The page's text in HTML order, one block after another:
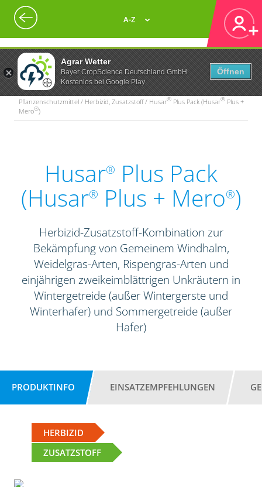
Agrar Wetter
Bayer CropScience Deutschland GmbH
Kostenlos bei Google Play
Öffnen
A-Z
Pflanzenschutzmittel / Herbizid, Zusatzstoff / Husar® Plus Pack (Husar® Plus +
Mero®)
Husar® Plus Pack
(Husar® Plus + Mero®)
Herbizid-Zusatzstoff-Kombination zur
Bekämpfung von Gemeinem Windhalm,
Weidelgras-Arten, Rispengras-Arten und
einjährigen zweikeimblättrigen Unkräutern in
Wintergetreide (außer Wintergerste und
Winterhafer) und Sommergetreide (außer
Hafer)
PRODUKTINFO EINSATZEMPFEHLUNGEN
HERBIZID
ZUSATZSTOFF